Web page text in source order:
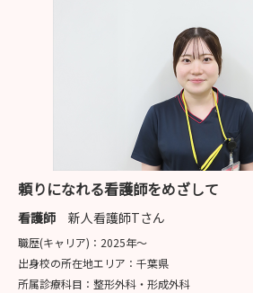
病院見学はもちろん、先輩スタッフ
当院の雰囲気をしっかり感じていただ
・－・－インターンシップ－・－・（
病院見学を含めたインターンシップを
午前は病院見学、午後は就業体験と
病院見学と就業体験を通して、当院の
さい♥
どちらも、友達との参加大歓迎です！
ぜひご一緒にご予約どうぞ😉💕
頼りになれる看護師をめざして
看護師 新人看護師Tさん
職歴(キャリア)： 2025年〜
出身校の所在地エリア： 千葉県
所属診療科目： 整形外科・形成外科